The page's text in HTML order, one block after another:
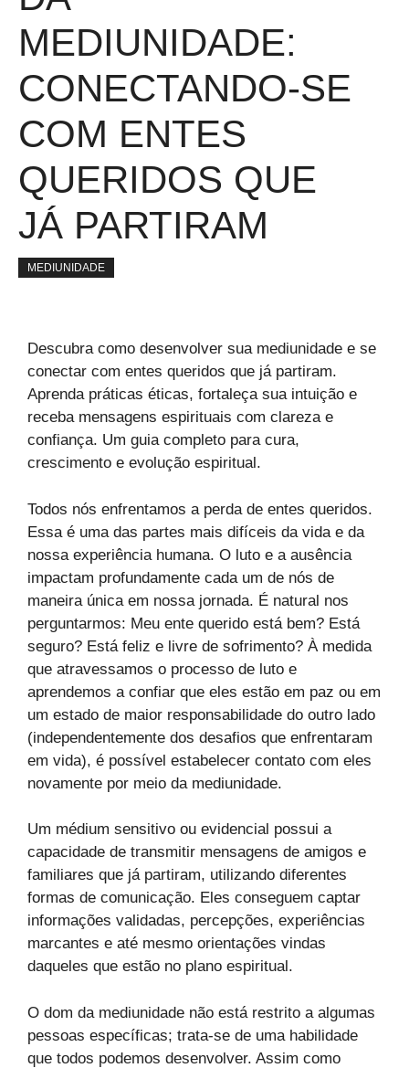
MEDIUNIDADE:
CONECTANDO-SE
COM ENTES
QUERIDOS QUE
JÁ PARTIRAM
MEDIUNIDADE
Descubra como desenvolver sua mediunidade e se
conectar com entes queridos que já partiram.
Aprenda práticas éticas, fortaleça sua intuição e
receba mensagens espirituais com clareza e
confiança. Um guia completo para cura,
crescimento e evolução espiritual.
Todos nós enfrentamos a perda de entes queridos.
Essa é uma das partes mais difíceis da vida e da
nossa experiência humana. O luto e a ausência
impactam profundamente cada um de nós de
maneira única em nossa jornada. É natural nos
perguntarmos: Meu ente querido está bem? Está
seguro? Está feliz e livre de sofrimento? À medida
que atravessamos o processo de luto e
aprendemos a confiar que eles estão em paz ou em
um estado de maior responsabilidade do outro lado
(independentemente dos desafios que enfrentaram
em vida), é possível estabelecer contato com eles
novamente por meio da mediunidade.
Um médium sensitivo ou evidencial possui a
capacidade de transmitir mensagens de amigos e
familiares que já partiram, utilizando diferentes
formas de comunicação. Eles conseguem captar
informações validadas, percepções, experiências
marcantes e até mesmo orientações vindas
daqueles que estão no plano espiritual.
O dom da mediunidade não está restrito a algumas
pessoas específicas; trata-se de uma habilidade
que todos podemos desenvolver. Assim como